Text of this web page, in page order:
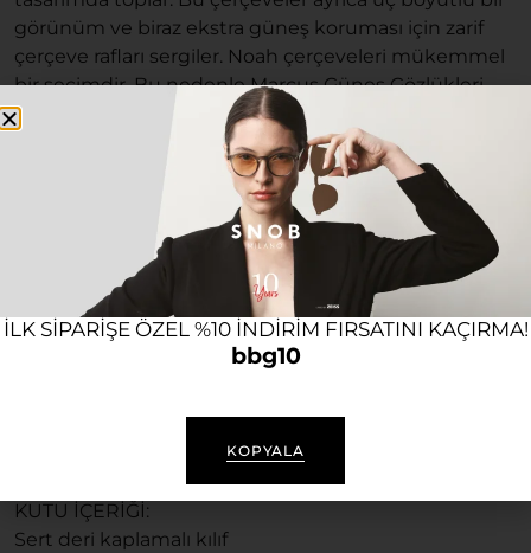
görünüm ve biraz ekstra güneş koruması için zarif
çerçeve rafları sergiler. Noah çerçeveleri mükemmel
bir seçimdir. Bu nedenle Marcus Güneş Gözlükleri,
mat yüzeyli ve zarif camlı nihai parça için toplam 60
farklı el yapımı yaratım adımından yapılmıştır.
Kullanım alanı: Günlük kullanıma uygun, bir çok tarz
ile uyum sağlayan ve İtalya ‘da üretilmiş
VYSEN Marcus vazgeçemediğiniz ihtişamlı ve lüks
aksesuarlarınızın başında gelecek.
Tycan deri kutusu, markaya özel gözlük bezi ile gelir.
Ürünü kullandığınız süre boyunca Bubago olarak her
TÜR: Güneş Gözlüğü
KUTU İÇERİĞİ:
Sert deri kaplamalı kılıf
ILK SIPARIŞE ÖZEL %10 INDIRIM FIRSATINI KAÇIRMA!
bbg10
KOPYALA